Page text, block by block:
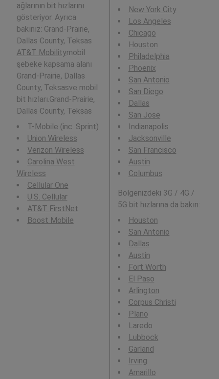
ağlarının bit hızlarını
gösteriyor. Ayrıca
bakınız: Grand-Prairie,
Dallas County, Teksas
AT&T Mobilitymobil
şebeke kapsama alanı
Grand-Prairie, Dallas
County, Teksasve mobil
bit hızları.Grand-Prairie,
Dallas County, Teksas
T-Mobile (inc. Sprint)
Union Wireless
Verizon Wireless
Carolina West
Wireless
Cellular One
U.S. Cellular
AT&T FirstNet
Boost Mobile
New York City
Los Angeles
Chicago
Houston
Philadelphia
Phoenix
San Antonio
San Diego
Dallas
San Jose
Indianapolis
Jacksonville
San Francisco
Austin
Columbus
Bölgenizdeki 3G / 4G /
5G bit hızlarına da bakın:
Houston
San Antonio
Dallas
Austin
Fort Worth
El Paso
Arlington
Corpus Christi
Plano
Laredo
Lubbock
Garland
Irving
Amarillo